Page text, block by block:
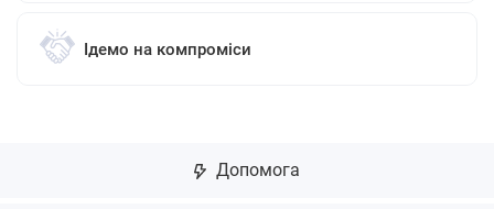
Ідемо на компроміси
Допомога